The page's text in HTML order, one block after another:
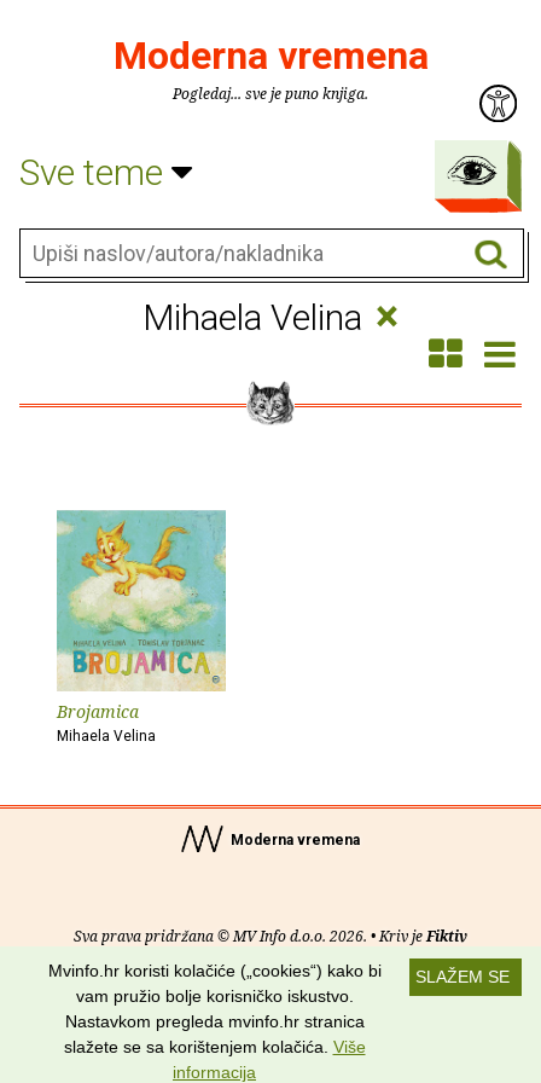
Moderna vremena
Pogledaj... sve je puno knjiga.
Sve teme
Mihaela Velina ×
Brojamica
Mihaela Velina
Moderna vremena
Sva prava pridržana © MV Info d.o.o. 2026. • Kriv jeFiktiv
Uvjeti korištenja RSS kanali
Potraži nas na:
SLAŽEM SE
Mvinfo.hr koristi kolačiće („cookies“) kako bi
vam pružio bolje korisničko iskustvo.
Nastavkom pregleda mvinfo.hr stranica
slažete se sa korištenjem kolačića. Više
informacija